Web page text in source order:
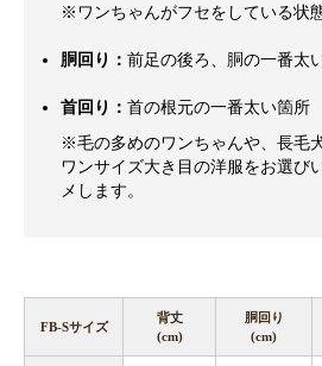
※ワンちゃんがフセをしている状
胴回り： 前足の後ろ、胴の一番太
首回り： 首の根元の一番太い箇所
※毛の多めのワンちゃんや、長毛
ワンサイズ大き目の洋服をお選び
メします。
FB-Sサイズ
背丈
(cm)
胴回り
(cm)